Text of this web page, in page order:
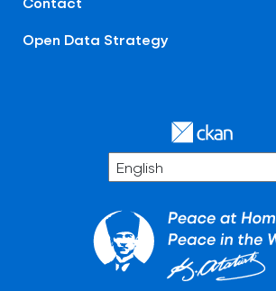
Open Data Strategy